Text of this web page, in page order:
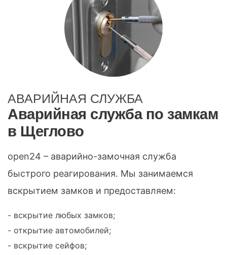
АВАРИЙНАЯ СЛУЖБА
Аварийная служба по замкам
в Щеглово
open24 – аварийно-замочная служба
быстрого реагирования. Мы занимаемся
вскрытием замков и предоставляем:
- вскрытие любых замков;
- открытие автомобилей;
- вскрытие сейфов;